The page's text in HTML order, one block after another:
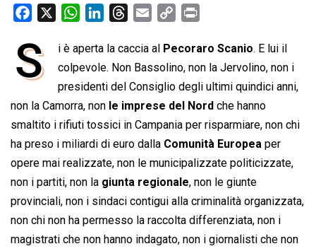
c
e
o
o
k
W
a
t
s
A
p
p
n
k
e
d
I
n
r
e
a
d
s
a
i
l
p
y
L
i
n
k
i
n
t
S i è aperta la caccia al Pecoraro Scanio. E lui il
colpevole. Non Bassolino, non la Jervolino, non i
presidenti del Consiglio degli ultimi quindici anni,
non la Camorra, non le imprese del Nord che hanno
smaltito i rifiuti tossici in Campania per risparmiare, non chi
ha preso i miliardi di euro dalla Comunità Europea per
opere mai realizzate, non le municipalizzate politicizzate,
non i partiti, non la giunta regionale, non le giunte
provinciali, non i sindaci contigui alla criminalità organizzata,
non chi non ha permesso la raccolta differenziata, non i
magistrati che non hanno indagato, non i giornalisti che non